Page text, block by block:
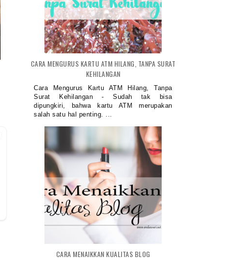
BERBAGI CERITA HIDUP
PENGALAMAN PERTAMA
MENGGUNAKAN TABU...
CARA MENGURUS KARTU ATM HILANG, TANPA SURAT
KEHILANGAN
Cara Mengurus Kartu ATM Hilang, Tanpa
Surat Kehilangan - Sudah tak bisa
dipungkiri, bahwa kartu ATM merupakan
salah satu hal penting. ...
CARA MENAIKKAN KUALITAS BLOG